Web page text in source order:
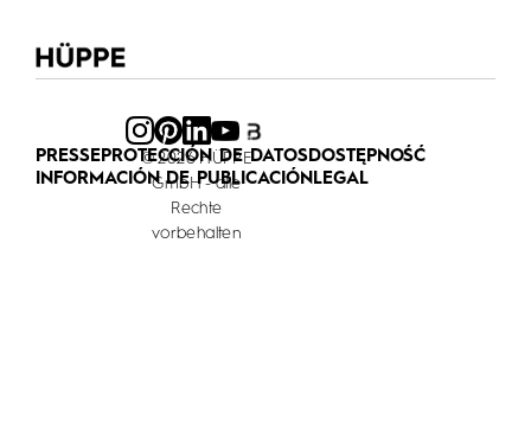
PRESSEPROTECCIÓN DE DATOSDOSTĘPNOŚĆ
INFORMACIÓN DE PUBLICACIÓN LEGAL
© 2026 HÜPPE
GmbH - alle
Rechte
vorbehalten